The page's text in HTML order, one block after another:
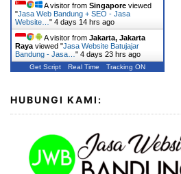
A visitor from Singapore viewed
"Jasa Web Bandung + SEO - Jasa
Website… " 4 days 14 hrs ago
A visitor from Jakarta, Jakarta
Raya viewed "Jasa Website Batujajar
Bandung - Jasa… " 4 days 23 hrs ago
Get Script Real Time Tracking ON
HUBUNGI KAMI: